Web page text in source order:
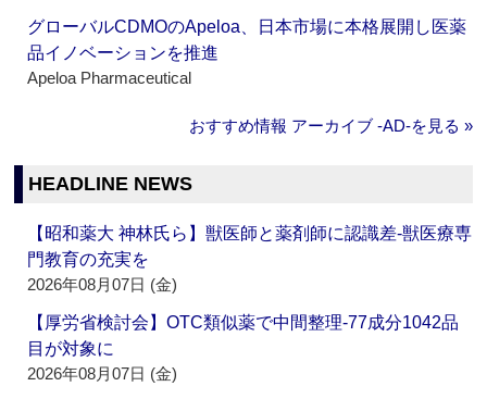
グローバルCDMOのApeloa、日本市場に本格展開し医薬
品イノベーションを推進
Apeloa Pharmaceutical
おすすめ情報 アーカイブ ‐AD‐を見る »
HEADLINE NEWS
【昭和薬大 神林氏ら】獣医師と薬剤師に認識差‐獣医療専
門教育の充実を
2026年08月07日 (金)
【厚労省検討会】OTC類似薬で中間整理‐77成分1042品
目が対象に
2026年08月07日 (金)